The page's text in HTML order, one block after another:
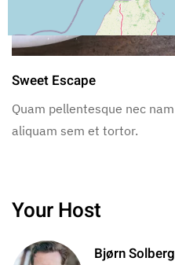
Sweet Escape
Quam pellentesque nec nam
aliquam sem et tortor.
Your Host
Bjørn Solberg